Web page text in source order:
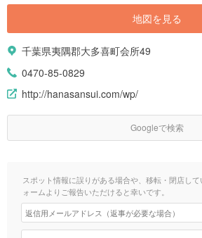
地図を見る
千葉県夷隅郡大多喜町会所49
0470-85-0829
http://hanasansui.com/wp/
Googleで検索
スポット情報に誤りがある場合や、移転・閉店し
ォームよりご報告いただけると幸いです。